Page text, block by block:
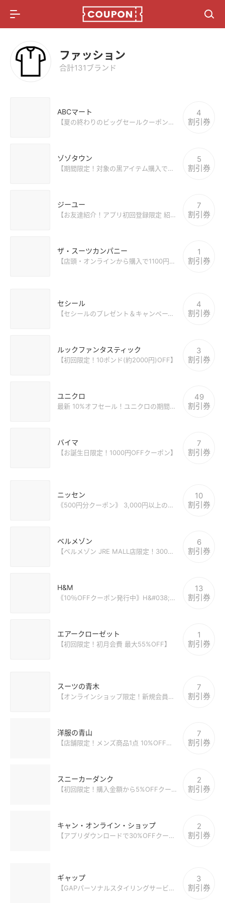
懸賞情報
ポイ活比較サイト
ファッション
合計131ブランド
ABCマート
【夏の終わりのビッグセールクーポン！1万円以上購入で1000円OFF(公式アプリ)】
4
割引券
ゾゾタウン
【期間限定！対象の黒アイテム購入でショップ限定10%ポイント還元】
5
割引券
ジーユー
【お友達紹介！アプリ初回登録限定 紹介コード入力で500円OFFクーポンプレゼント】
7
割引券
ザ・スーツカンパニー
【店頭・オンラインから購入で1100円OFFクーポン(dポイント)】
1
割引券
セシール
【セシールのプレゼント＆キャンペーン配信中】
4
割引券
ルックファンタスティック
【初回限定！10ポンド(約2000円)OFF】
3
割引券
ユニクロ
最新 10%オフセール！ユニクロの期間限定イベントをゲット
49
割引券
バイマ
【お誕生日限定！1000円OFFクーポン】
7
割引券
ニッセン
｟500円分クーポン｠ 3,000円以上の初回の購入で使える割引
10
割引券
ベルメゾン
【ベルメゾン JRE MALL店限定！3000円以上のお買い物で使える 5%OFFクーポン】
6
割引券
H&M
｟10％OFFクーポン発行中｠H&#038;Mメンバーに無料で登録してすぐにゲット
13
割引券
エアークローゼット
【初回限定！初月会費 最大55%OFF】
1
割引券
スーツの青木
【オンラインショップ限定！新規会員登録で550円引クーポン(公式サイト)】
7
割引券
洋服の青山
【店舗限定！メンズ商品1点 10%OFFクーポン(dポイント)】
7
割引券
スニーカーダンク
【初回限定！購入金額から5%OFFクーポン(最大5000円分)】
2
割引券
キャン・オンライン・ショップ
【アプリダウンロードで30%OFFクーポンプレゼント】
2
割引券
ギャップ
【GAPパーソナルスタイリングサービス 無料クーポン】
3
割引券